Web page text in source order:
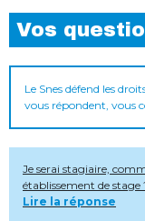
Vos
Le Snes défend les
vous répondent, vous
Je serai stagiaire,
établissement de stage
Lire la réponse